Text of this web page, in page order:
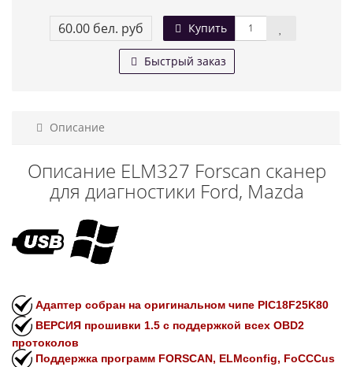
60.00 бел. руб Купить
Быстрый заказ
Описание
Описание ELM327 Forscan сканер
для диагностики Ford, Mazda
Адаптер собран на оригинальном чипе PIC18F25K80
ВЕРСИЯ прошивки 1.5 с поддержкой всех OBD2
протоколов
Поддержка программ FORSCAN, ELMconfig, FoCCCus